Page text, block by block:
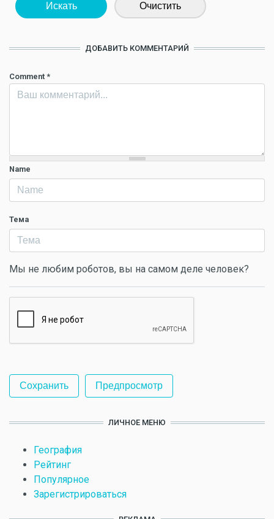
Искать Очистить
ДОБАВИТЬ КОММЕНТАРИЙ
Comment *
Name
Тема
Мы не любим роботов, вы на самом деле человек?
ЛИЧНОЕ МЕНЮ
География
Рейтинг
Популярное
Зарегистрироваться